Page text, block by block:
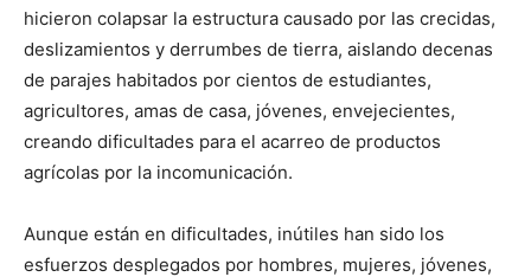
hicieron colapsar la estructura causado por las crecidas,
deslizamientos y derrumbes de tierra, aislando decenas
de parajes habitados por cientos de estudiantes,
agricultores, amas de casa, jóvenes, envejecientes,
creando dificultades para el acarreo de productos
agrícolas por la incomunicación.
Aunque están en dificultades, inútiles han sido los
esfuerzos desplegados por hombres, mujeres, jóvenes,